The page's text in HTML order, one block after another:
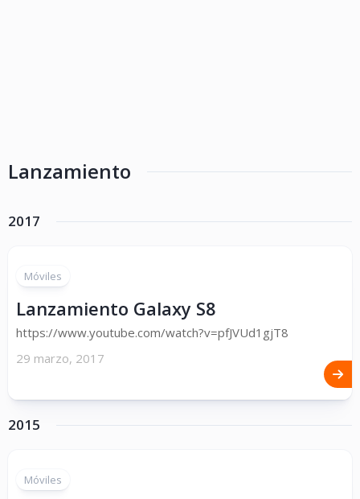
Lanzamiento
2017
Móviles
Lanzamiento Galaxy S8
https://www.youtube.com/watch?v=pfJVUd1gjT8
29 marzo, 2017
2015
Móviles